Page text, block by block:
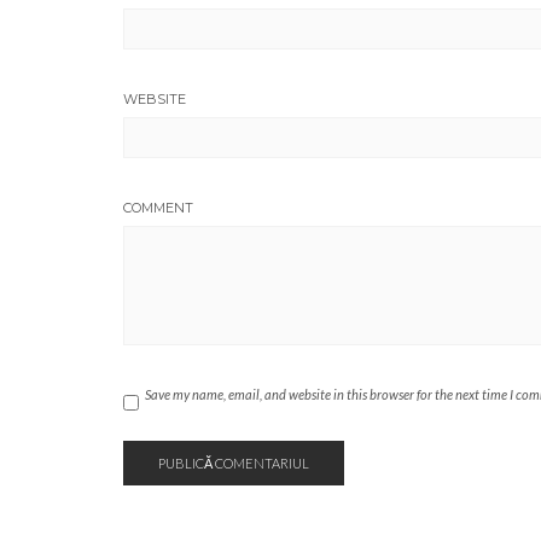
WEBSITE
COMMENT
Save my name, email, and website in this browser for the next time I